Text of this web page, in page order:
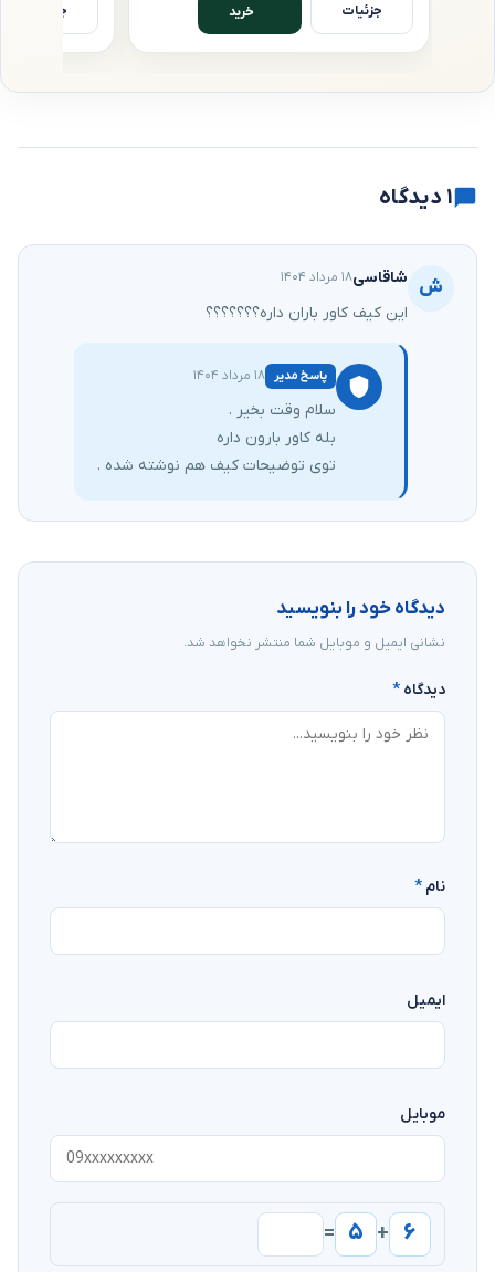
جزئیات خرید جزئیات
۱ دیدگاه
ش شاقاسی۱۸ مرداد ۱۴۰۴
این کیف کاور باران داره؟؟؟؟؟؟؟
پاسخ مدیر ۱۸ مرداد ۱۴۰۴
سلام وقت بخیر .
بله کاور بارون داره
توی توضیحات کیف هم نوشته شده .
دیدگاه خود را بنویسید
نشانی ایمیل و موبایل شما منتشر نخواهد شد.
دیدگاه *
نام *
ایمیل
موبایل
۶ + ۵ =